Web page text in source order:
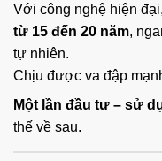
Với công nghệ hiện
từ 15 đến 20 năm,
tự nhiên.
Chịu được va đập
Một lần đầu tư – sử
thế về sau.